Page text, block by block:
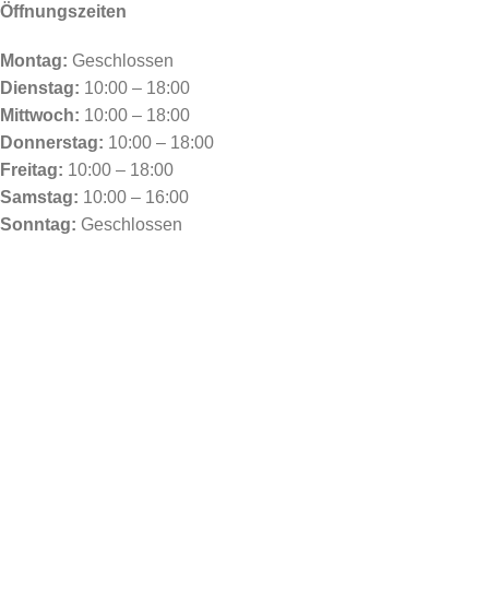
Öffnungszeiten
Montag: Geschlossen
Dienstag: 10:00 – 18:00
Mittwoch: 10:00 – 18:00
Donnerstag: 10:00 – 18:00
Freitag: 10:00 – 18:00
Samstag: 10:00 – 16:00
Sonntag: Geschlossen